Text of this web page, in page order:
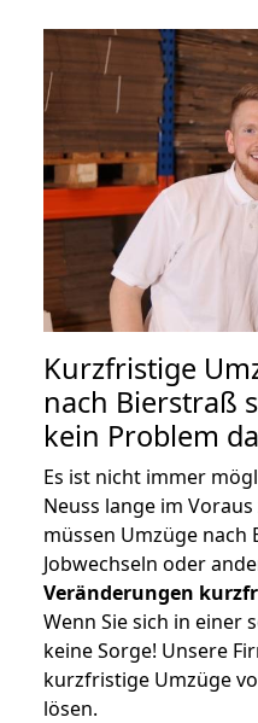
Kurzfristige
nach Bierstraß
kein Problem
Es ist nicht immer
Neuss lange im
müssen Umzüge
Jobwechseln oder
Veränderungen
Wenn Sie sich in einer
keine Sorge! Unsere
kurzfristige Umzüge
lösen.